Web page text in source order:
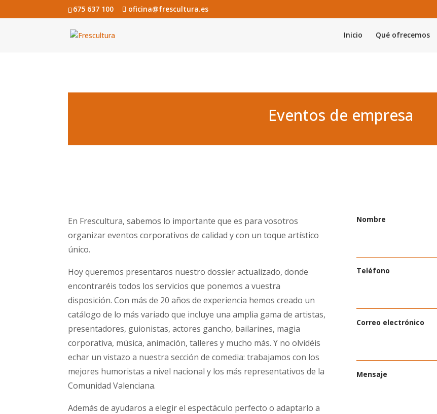
675 637 100 oficina@frescultura.es
Inicio Qué ofrecemos
Eventos de empresa
En Frescultura, sabemos lo importante que es para vosotros
organizar eventos corporativos de calidad y con un toque artístico
único.
Hoy queremos presentaros nuestro dossier actualizado, donde
encontraréis todos los servicios que ponemos a vuestra
disposición. Con más de 20 años de experiencia hemos creado un
catálogo de lo más variado que incluye una amplia gama de artistas,
presentadores, guionistas, actores gancho, bailarines, magia
corporativa, música, animación, talleres y mucho más. Y no olvidéis
echar un vistazo a nuestra sección de comedia: trabajamos con los
mejores humoristas a nivel nacional y los más representativos de la
Comunidad Valenciana.
Además de ayudaros a elegir el espectáculo perfecto o adaptarlo a
Nombre
Teléfono
Correo electrónico
Mensaje